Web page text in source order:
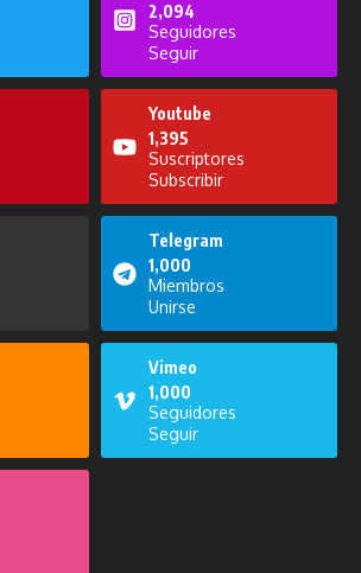
2,094
Seguidores
Seguir
Youtube
1,395
Suscriptores
Subscribir
Telegram
1,000
Miembros
Unirse
Vimeo
1,000
Seguidores
Seguir